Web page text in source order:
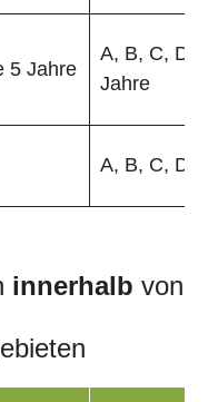
5 Jahre
A, B, C, D
Jahre
A, B, C, D
innerhalb von